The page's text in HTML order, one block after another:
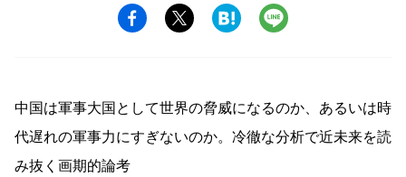
中国は軍事大国として世界の脅威になるのか、あるいは時
代遅れの軍事力にすぎないのか。冷徹な分析で近未来を読
み抜く画期的論考